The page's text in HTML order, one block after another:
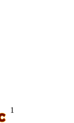
1